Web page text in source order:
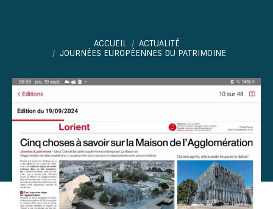
ACCUEIL
ACTUALITÉ
JOURNÉES EUROPÉENNES DU PATRIMOINE